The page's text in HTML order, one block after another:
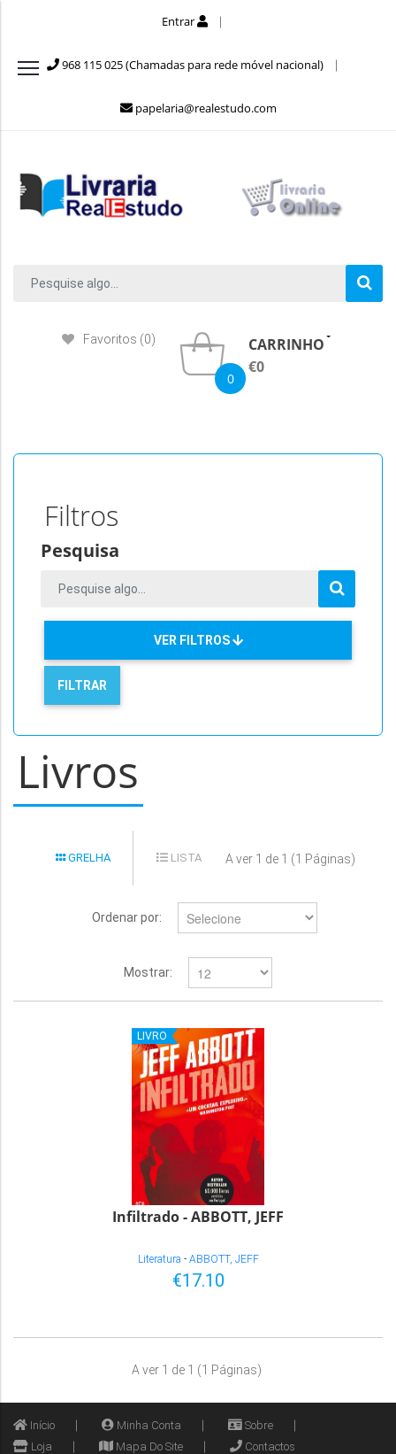
Entrar
968 115 025 (Chamadas para rede móvel nacional)
papelaria@realestudo.com
Favoritos (0)
0
CARRINHO
€0
Filtros
Pesquisa
VER FILTROS
Livros
GRELHA LISTA A ver 1 de 1 (1 Páginas)
Ordenar por:
Mostrar:
LIVRO
Infiltrado - ABBOTT, JEFF
Literatura - ABBOTT, JEFF
€17.10
A ver 1 de 1 (1 Páginas)
Início Minha Conta
Sobre
Loja
Mapa Do Site Contactos